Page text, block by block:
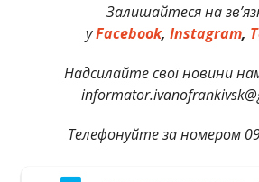
Залишайтеся на
уFacebook, Instagram,
Надсилайте свої новини
Телефонуйте за номером